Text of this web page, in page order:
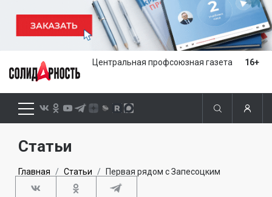
Центральная профсоюзная газета 16+
Статьи
Главная Статьи Первая рядом с Запесоцким